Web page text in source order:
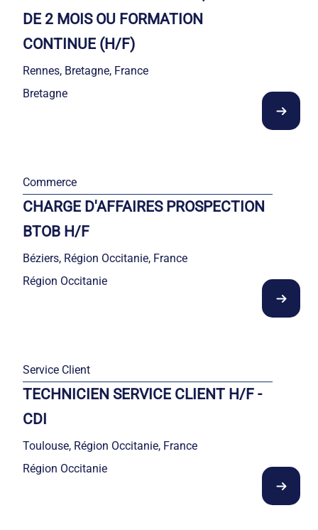
DE 2 MOIS OU FORMATION
CONTINUE (H/F)
Rennes, Bretagne, France
Bretagne
Commerce
CHARGE D'AFFAIRES PROSPECTION
BTOB H/F
Béziers, Région Occitanie, France
Région Occitanie
Service Client
TECHNICIEN SERVICE CLIENT H/F -
CDI
Toulouse, Région Occitanie, France
Région Occitanie